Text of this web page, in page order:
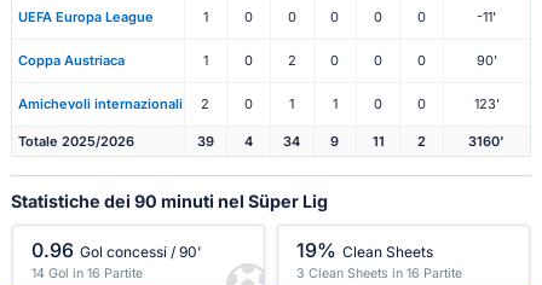
UEFA Europa League 1 0 0 0 0 0 -11'
Coppa Austriaca 1 0 2 0 0 0 90'
Amichevoli internazionali 2 0 1 1 0 0 123'
Totale 2025/2026 39 4 34 9 11 2 3160'
Statistiche dei 90 minuti nel Süper Lig
0.96 Gol concessi / 90'
14 Gol in 16 Partite
19% Clean Sheets
3 Clean Sheets in 16 Partite